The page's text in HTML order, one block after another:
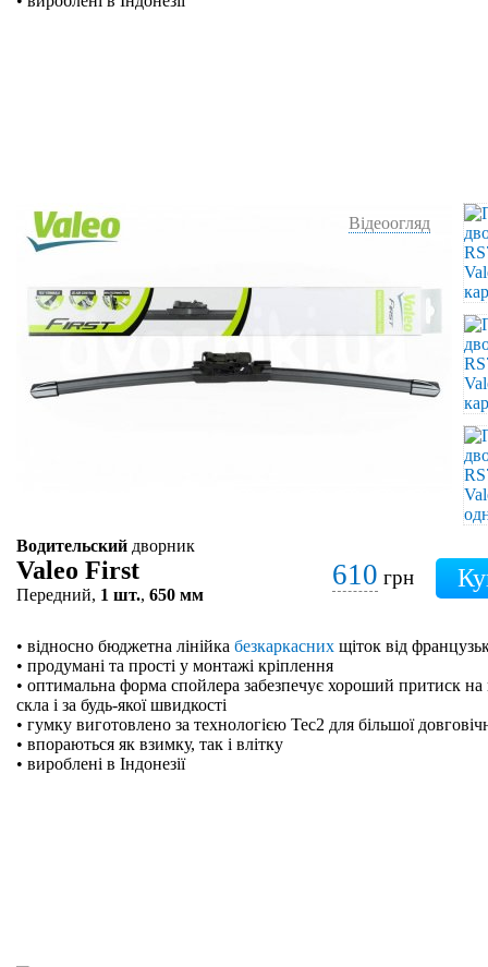
Відеоогляд
Водительский дворник
Valeo First
Передний, 1 шт., 650 мм
610 грн
• відносно бюджетна лінійка безкаркасних щіток від
• продумані та прості у монтажі кріплення
• оптимальна форма спойлера забезпечує хороший притиск на
скла і за будь-якої швидкості
• гумку виготовлено за технологією Tec2 для більшої
• впораються як взимку, так і влітку
• вироблені в Індонезії